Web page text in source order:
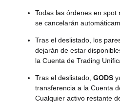
Todas las órdenes en
se cancelarán
Tras el deslistado, los
dejarán de estar
la Cuenta de Trading
Tras el deslistado, GODS
transferencia a la Cuenta
Cualquier activo restante